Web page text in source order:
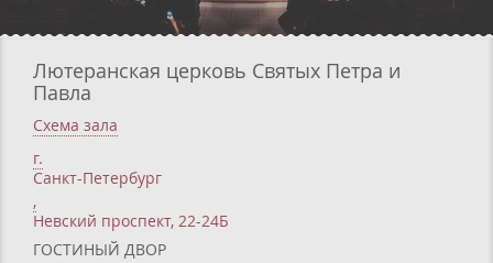
Лютеранская церковь Святых Петра и
Павла
Схема зала
г.
Санкт-Петербург
,
Невский проспект, 22-24Б
ГОСТИНЫЙ ДВОР